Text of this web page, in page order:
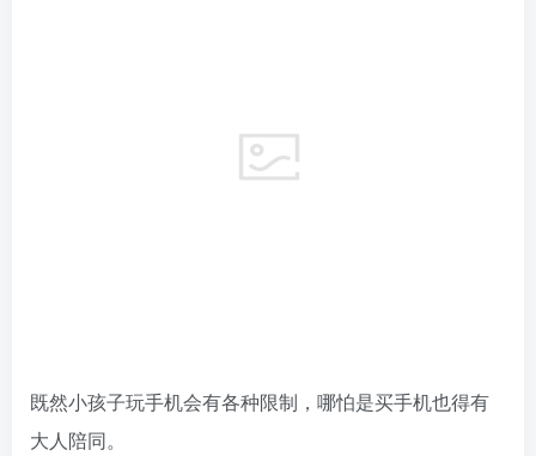
既然小孩子玩手机会有各种限制，哪怕是买手机也得有
大人陪同。